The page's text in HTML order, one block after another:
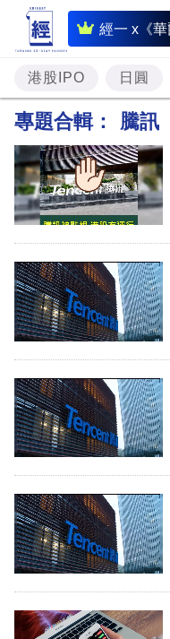
經一 x《華
即
時
財
經
題
投
資
樓
市
理
商
業
科
技
職
場
生
港股IPO 日圓
專題合輯： 騰訊